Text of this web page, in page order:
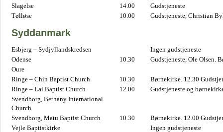
Slagelse
14.00
Gudstjeneste
Tølløse
10.00 Gudstjeneste, Christian
Syddanmark
Esbjerg – Sydjyllandskredsen
Ingen gudstjeneste
Odense
10.30
Gudstjeneste, Ole Olsen.
Oure
Ringe – Chin Baptist Church
10.30
Børnekirke. 12.30
Ringe – Lai Baptist Church
12.00
Gudstjeneste og
Svendborg, Bethany International
Church
Svendborg, Matu Baptist Church
10.30
Børnekirke. 12.00
Vejle Baptistkirke
Ingen gudstjeneste